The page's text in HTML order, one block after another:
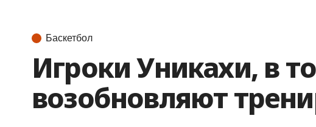
Баскетбол
Игроки Уникахи, в
возобновляют